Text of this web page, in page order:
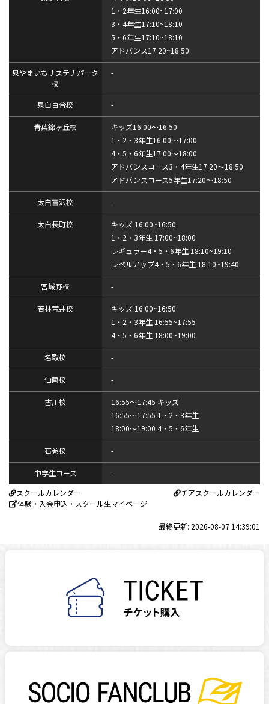
1・2年生16:00~17:00
3・4年生17:10~18:10
5・6年生17:10~18:10
アドバンス17:20~18:50
泉やまいちサステナパーク
校
-
泉白百合校 -
青葉錦ヶ丘校
キッズ16:00～16:50
1・2・3年生16:00～17:00
4・5・6年生17:00～18:00
アドバンスコース3・4年生17:20～18:50
アドバンスコース5年生17:20～18:50
太白富沢校 -
太白長町校
キッズ 16:00~16:50
1・2・3年生 17:00~18:00
レギュラー4・5・6年生 18:10~19:10
レベルアップ4・5・6年生 18:10~19:40
宮城野校 -
若林荒井校
キッズ 16:00~16:50
1・2・3年生 16:55~17:55
4・5・6年生 18:00~19:00
名取校 -
仙南校 -
古川校
16:55～17:45 キッズ
16:55～17:55 1・2・3年生
18:00～19:00 4・5・6年生
石巻校 -
中学生コース
-
スクールカレンダー
チアスクールカレンダー
体験・入会申込・スクール生マイページ
最終更新: 2026-08-07 14:39:01